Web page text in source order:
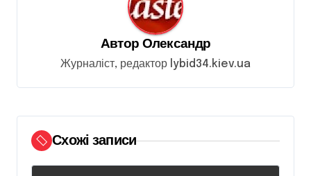
с
і
в
Автор Олександр
Журналіст, редактор lybid34.kiev.ua
Схожі записи